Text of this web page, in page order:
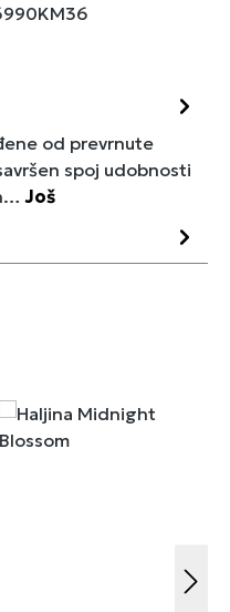
od prevrnute
spoj udobnosti
Još